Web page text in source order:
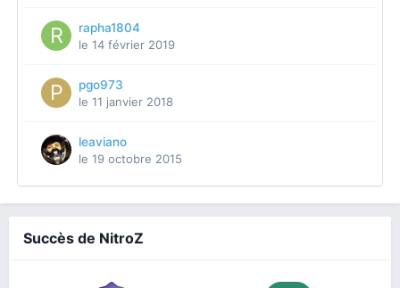
rapha1804
le 14 février 2019
pgo973
le 11 janvier 2018
leaviano
le 19 octobre 2015
Succès de NitroZ